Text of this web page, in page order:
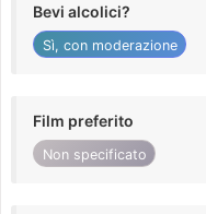
Bevi alcolici?
Sì, con moderazione
Film preferito
Non specificato